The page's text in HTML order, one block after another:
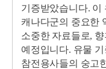
기증받았습니다. 이
캐나다군의 중요한
소중한 자료들로,
예정입니다. 유물
참전용사들의 숭고